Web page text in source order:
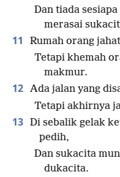
Dan tiada
merasai
11 Rumah orang
Tetapi khemah
makmur.
12 Ada jalan yang
Tetapi akhirnya
13 Di sebalik gelak
pedih,
Dan sukacita
dukacita.